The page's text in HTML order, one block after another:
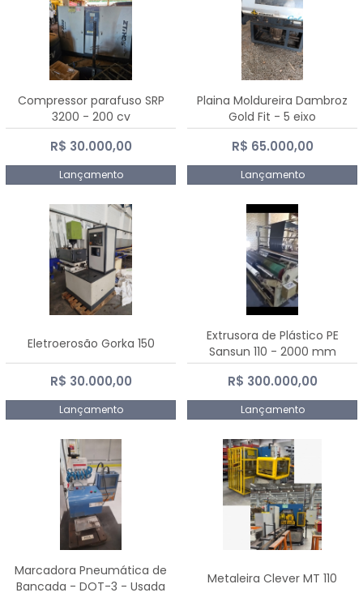
Compressor parafuso SRP
3200 - 200 cv
R$ 30.000,00
Lançamento
Plaina Moldureira Dambroz
Gold Fit - 5 eixo
R$ 65.000,00
Lançamento
Eletroerosão Gorka 150
R$ 30.000,00
Lançamento
Extrusora de Plástico PE
Sansun 110 - 2000 mm
R$ 300.000,00
Lançamento
Marcadora Pneumática de
Bancada - DOT-3 - Usada
Metaleira Clever MT 110